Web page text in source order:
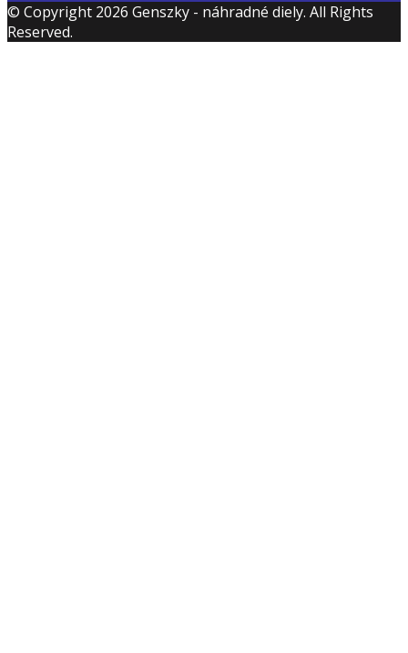
© Copyright 2026 Genszky - náhradné diely. All Rights
Reserved.